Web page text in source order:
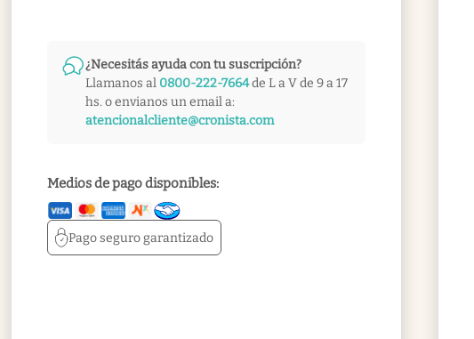
¿Necesitás ayuda con tu suscripción?
Llamanos al 0800-222-7664de L a V de 9 a 17
hs. o envianos un email a:
atencionalcliente@cronista.com
Medios de pago disponibles:
Pago segurogarantizado